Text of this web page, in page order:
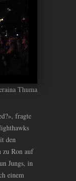
Thuma
fragte
den
zu Ron auf
Jungs, in
einem